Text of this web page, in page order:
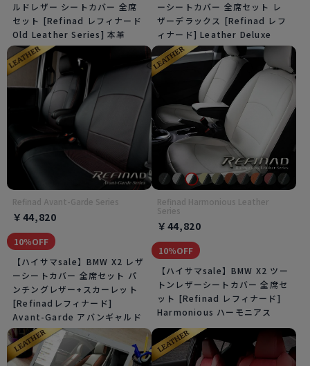
ルドレザー シートカバー 全席
セット [Refinad レフィナード
Old Leather Series] 本革
ーシートカバー 全席セット レ
ザーデラックス [Refinad レフ
ィナード] Leather Deluxe
Refinad Avant-Garde Series
￥44,820
10％OFF
【ハイサマsale】BMW X2 レザ
ーシートカバー 全席セット パ
ンチングレザー+スカーレット
[Refinadレフィナード]
Avant-Garde アバンギャルド
Refinad Harmonious Leather
Series
￥44,820
10％OFF
【ハイサマsale】BMW X2 ツー
トンレザーシートカバー 全席セ
ット [Refinad レフィナード]
Harmonious ハーモニアス